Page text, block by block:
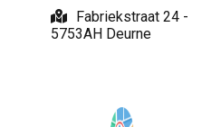
Fabriekstraat 24 -
5753AH Deurne